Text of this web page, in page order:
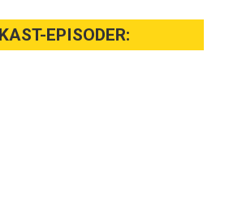
EPISODER: